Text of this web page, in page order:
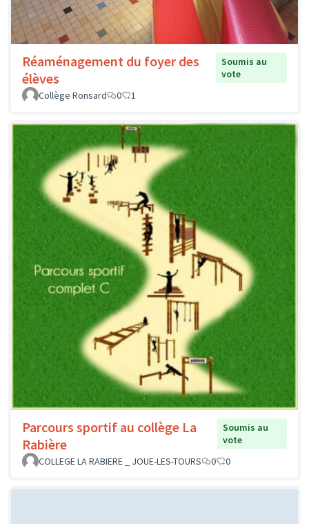
Réaménagement du foyer des
élèves
Soumis au
vote
Collège Ronsard
0 1
Parcours sportif au collège La
Rabière
Soumis au
vote
COLLEGE LA RABIERE _ JOUE-LES-TOURS
0 0